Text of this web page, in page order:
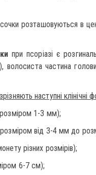
розташовуються в
при псоріазі є
волосиста частина
наступні клінічні
розміром 1-3 мм);
від 3-4 мм до
різних розмірів);
6-7 см);